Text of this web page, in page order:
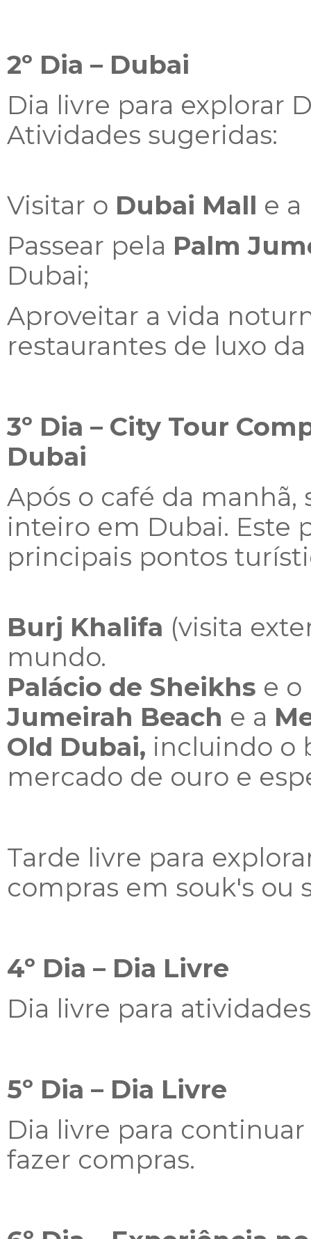
2º Dia – Dubai
Dia livre para explorar
Atividades sugeridas:
Visitar o Dubai Mall e a
Passear pela Palm
Dubai;
Aproveitar a vida
restaurantes de luxo
3º Dia – City Tour
Dubai
Após o café da manhã,
inteiro em Dubai. Este
principais pontos
Burj Khalifa (visita
mundo.
Palácio de Sheikhs e o
Jumeirah Beach e a
Old Dubai, incluindo o
mercado de ouro e
Tarde livre para
compras em souk's ou
4º Dia – Dia Livre
Dia livre para
5º Dia – Dia Livre
Dia livre para
fazer compras.